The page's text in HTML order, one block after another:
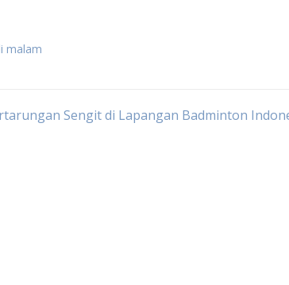
malam
Sengit di Lapangan Badminton